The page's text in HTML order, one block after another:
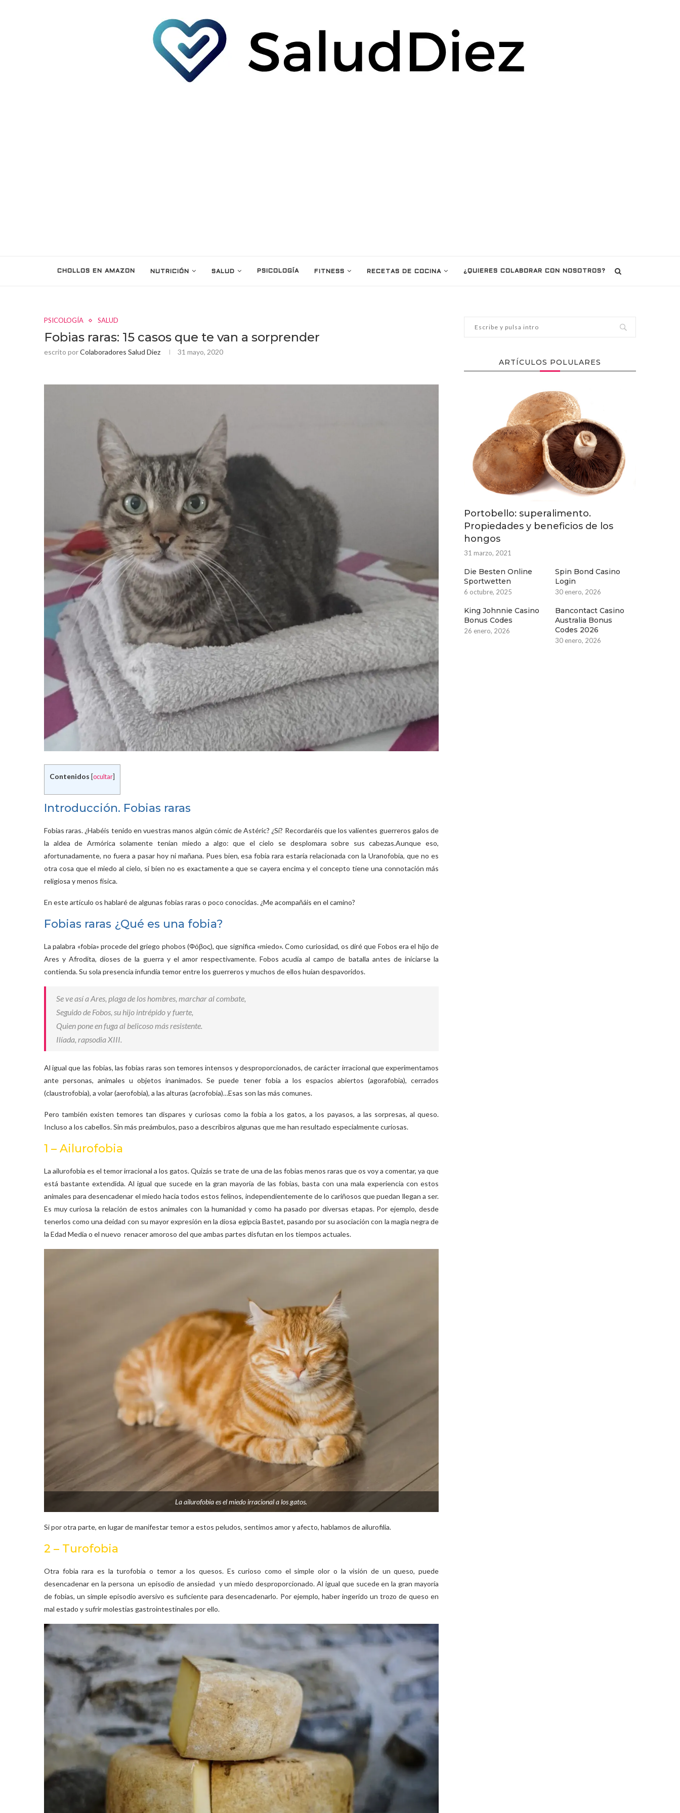
CHOLLOS EN AMAZON NUTRICIÓN SALUD PSICOLOGÍA FITNESS RECETAS DE COCINA ¿QUIERES COLABORAR CON NOSOTROS?
PSICOLOGÍA SALUD
Fobias raras: 15 casos que te van a sorprender
escrito porColaboradores Salud Diez 31 mayo, 2020
Contenidos [ocultar]
Introducción. Fobias raras
Fobias raras. ¿Habéis tenido en vuestras manos algún cómic de Astéric? ¿Sí? Recordaréis que los valientes guerreros galos de
la aldea de Armórica solamente tenían miedo a algo: que el cielo se desplomara sobre sus cabezas.Aunque eso,
afortunadamente, no fuera a pasar hoy ni mañana. Pues bien, esa fobia rara estaría relacionada con la Uranofobia, que no es
otra cosa que el miedo al cielo, si bien no es exactamente a que se cayera encima y el concepto tiene una connotación más
religiosa y menos física.
En este artículo os hablaré de algunas fobias raras o poco conocidas. ¿Me acompañáis en el camino?
Fobias raras ¿Qué es una fobia?
La palabra «fobia» procede del griego phobos (Φόβος), que significa «miedo». Como curiosidad, os diré que Fobos era el hijo de
Ares y Afrodita, dioses de la guerra y el amor respectivamente. Fobos acudía al campo de batalla antes de iniciarse la
contienda. Su sola presencia infundía temor entre los guerreros y muchos de ellos huían despavoridos.
Se ve así a Ares, plaga de los hombres, marchar al combate,
Seguido de Fobos, su hijo intrépido y fuerte,
Quien pone en fuga al belicoso más resistente.
Ilíada, rapsodia XIII.
Al igual que las fobias, las fobias raras son temores intensos y desproporcionados, de carácter irracional que experimentamos
ante personas, animales u objetos inanimados. Se puede tener fobia a los espacios abiertos (agorafobia), cerrados
(claustrofobia), a volar (aerofobia), a las alturas (acrofobia)…Esas son las más comunes.
Pero también existen temores tan dispares y curiosas como la fobia a los gatos, a los payasos, a las sorpresas, al queso.
Incluso a los cabellos. Sin más preámbulos, paso a describiros algunas que me han resultado especialmente curiosas.
1 – Ailurofobia
La ailurofobia es el temor irracional a los gatos. Quizás se trate de una de las fobias menos raras que os voy a comentar, ya que
está bastante extendida. Al igual que sucede en la gran mayoría de las fobias, basta con una mala experiencia con estos
animales para desencadenar el miedo hacia todos estos felinos, independientemente de lo cariñosos que puedan llegan a ser.
Es muy curiosa la relación de estos animales con la humanidad y como ha pasado por diversas etapas. Por ejemplo, desde
tenerlos como una deidad con su mayor expresión en la diosa egipcia Bastet, pasando por su asociación con la magia negra de
la Edad Media o el nuevo renacer amoroso del que ambas partes disfutan en los tiempos actuales.
La ailurofobia es el miedo irracional a los gatos.
Si por otra parte, en lugar de manifestar temor a estos peludos, sentimos amor y afecto, hablamos de ailurofilia.
2 – Turofobia
Otra fobia rara es la turofobia o temor a los quesos. Es curioso como el simple olor o la visión de un queso, puede
desencadenar en la persona un episodio de ansiedad y un miedo desproporcionado. Al igual que sucede en la gran mayoría
de fobias, un simple episodio aversivo es suficiente para desencadenarlo. Por ejemplo, haber ingerido un trozo de queso en
mal estado y sufrir molestias gastrointestinales por ello.
ARTÍCULOS POLULARES
Portobello: superalimento.
Propiedades y beneficios de los
hongos
31 marzo, 2021
Die Besten Online
Sportwetten
6 octubre, 2025
Spin Bond Casino
Login
30 enero, 2026
King Johnnie Casino
Bonus Codes
26 enero, 2026
Bancontact Casino
Australia Bonus
Codes 2026
30 enero, 2026